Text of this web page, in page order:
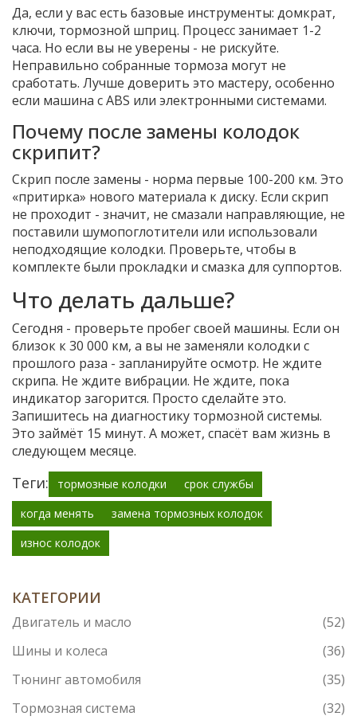
Да, если у вас есть базовые инструменты: домкрат,
ключи, тормозной шприц. Процесс занимает 1-2
часа. Но если вы не уверены - не рискуйте.
Неправильно собранные тормоза могут не
сработать. Лучше доверить это мастеру, особенно
если машина с ABS или электронными системами.
Почему после замены колодок
скрипит?
Скрип после замены - норма первые 100-200 км. Это
«притирка» нового материала к диску. Если скрип
не проходит - значит, не смазали направляющие, не
поставили шумопоглотители или использовали
неподходящие колодки. Проверьте, чтобы в
комплекте были прокладки и смазка для суппортов.
Что делать дальше?
Сегодня - проверьте пробег своей машины. Если он
близок к 30 000 км, а вы не заменяли колодки с
прошлого раза - запланируйте осмотр. Не ждите
скрипа. Не ждите вибрации. Не ждите, пока
индикатор загорится. Просто сделайте это.
Запишитесь на диагностику тормозной системы.
Это займёт 15 минут. А может, спасёт вам жизнь в
следующем месяце.
Теги: тормозные колодки
срок службы
когда менять
замена тормозных колодок
износ колодок
КАТЕГОРИИ
Двигатель и масло
(52)
Шины и колеса
(36)
Тюнинг автомобиля
(35)
Тормозная система
(32)